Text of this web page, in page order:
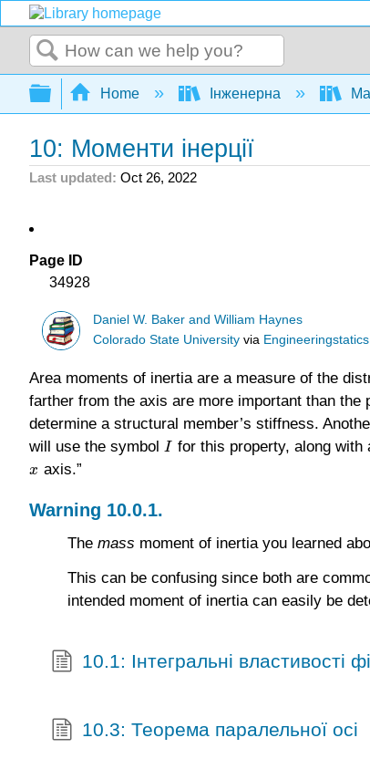
Search
Expand/collapse global
Home Інженерна
10: Моменти інерції
Last updated Oct 26, 2022
Page ID
34928
Daniel W. Baker and William Haynes
Colorado State Universityvia Engineeringstatics
Area moments of inertia are a measure of the
farther from the axis are more important than
determine a structural member’s stiffness.
will use the symbol I
I for this property, along
x
x axis.”
Warning 10.0.1.
The mass moment of inertia you learned
This can be confusing since both are
intended moment of inertia can easily be
10.1: Інтегральні властивості
10.3: Теорема паралельної осі